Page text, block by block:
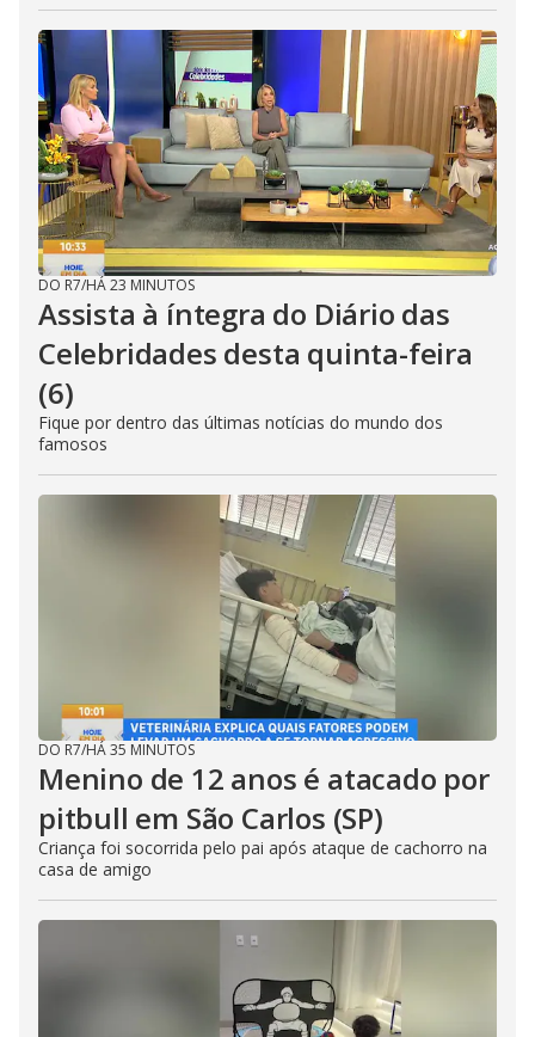
DO R7/HÁ 23 MINUTOS
Assista à íntegra do Diário das
Celebridades desta quinta-feira
(6)
Fique por dentro das últimas notícias do mundo dos
famosos
DO R7/HÁ 35 MINUTOS
Menino de 12 anos é atacado por
pitbull em São Carlos (SP)
Criança foi socorrida pelo pai após ataque de cachorro na
casa de amigo